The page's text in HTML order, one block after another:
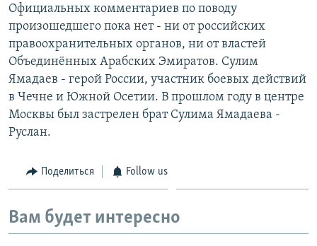
Официальных комментариев по поводу
произошедшего пока нет - ни от российских
правоохранительных органов, ни от властей
Объединённых Арабских Эмиратов. Сулим
Ямадаев - герой России, участник боевых действий
в Чечне и Южной Осетии. В прошлом году в центре
Москвы был застрелен брат Сулима Ямадаева -
Руслан.
Поделиться Follow us
Вам будет интересно